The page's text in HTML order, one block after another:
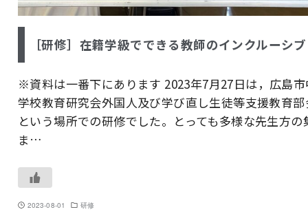
［研修］在籍学級でできる教師のインクルーシブ
※資料は一番下にあります 2023年7月27日は，広島
学校教育研究会外国人及び学び直し生徒等支援教育部
という場所での研修でした。とっても多様な先生方の
ま…
2023-08-01 研修